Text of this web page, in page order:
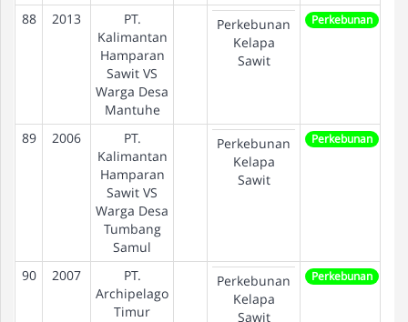
88 2013
PT.
Kalimantan
Hamparan
Sawit VS
Warga Desa
Mantuhe
Perkebunan
Kelapa
Sawit
Perkebunan
89 2006
PT.
Kalimantan
Hamparan
Sawit VS
Warga Desa
Tumbang
Samul
Perkebunan
Kelapa
Sawit
Perkebunan
90 2007
PT.
Archipelago
Timur
Perkebunan
Kelapa
Sawit
Perkebunan